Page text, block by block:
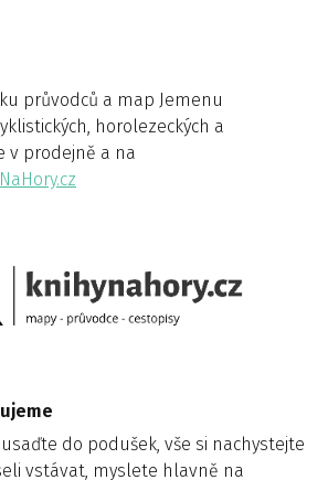
průvodců a map Jemenu
horolezeckých a
v prodejně a na
do podušek, vše si nachystejte
vstávat, myslete hlavně na